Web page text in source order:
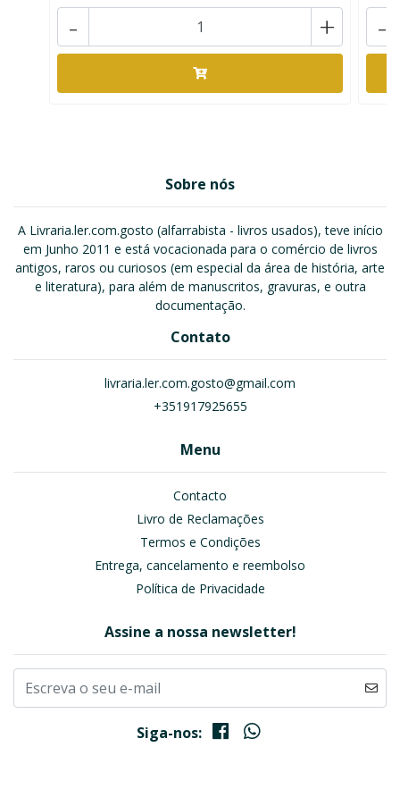
+
- -
Sobre nós
A Livraria.ler.com.gosto (alfarrabista - livros usados), teve início
em Junho 2011 e está vocacionada para o comércio de livros
antigos, raros ou curiosos (em especial da área de história, arte
e literatura), para além de manuscritos, gravuras, e outra
documentação.
Contato
livraria.ler.com.gosto@gmail.com
+351917925655
Menu
Contacto
Livro de Reclamações
Termos e Condições
Entrega, cancelamento e reembolso
Política de Privacidade
Assine a nossa newsletter!
Siga-nos: